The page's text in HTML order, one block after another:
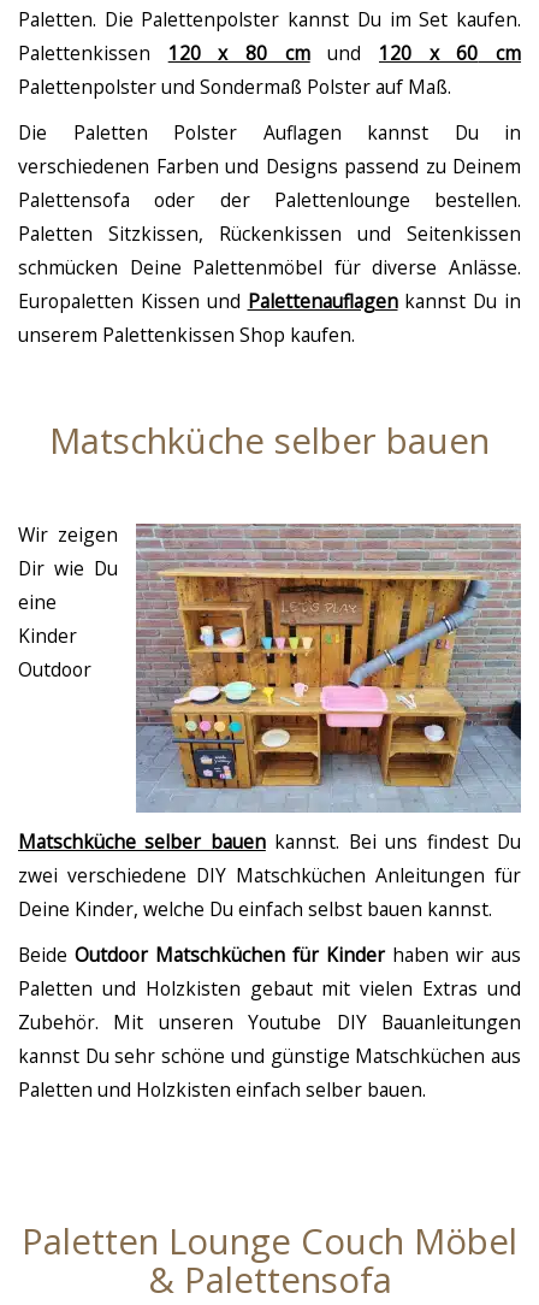
Paletten. Die Palettenpolster kannst Du im Set kaufen.
Palettenkissen 120 x 80 cmund 120 x 60 cm
Palettenpolster und Sondermaß Polster auf Maß.
Die Paletten Polster Auflagen kannst Du in
verschiedenen Farben und Designs passend zu Deinem
Palettensofa oder der Palettenlounge bestellen.
Paletten Sitzkissen, Rückenkissen und Seitenkissen
schmücken Deine Palettenmöbel für diverse Anlässe.
Europaletten Kissen und Palettenauflagenkannst Du in
unserem Palettenkissen Shop kaufen.
Matschküche selber bauen
Wir zeigen
Dir wie Du
eine
Kinder
Outdoor
Matschküche selber bauenkannst. Bei uns findest Du
zwei verschiedene DIY Matschküchen Anleitungen für
Deine Kinder, welche Du einfach selbst bauen kannst.
Beide Outdoor Matschküchen für Kinderhaben wir aus
Paletten und Holzkisten gebaut mit vielen Extras und
Zubehör. Mit unseren Youtube DIY Bauanleitungen
kannst Du sehr schöne und günstige Matschküchen aus
Paletten und Holzkisten einfach selber bauen.
Paletten Lounge Couch Möbel
& Palettensofa